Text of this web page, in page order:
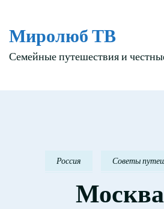
Миролюб ТВ
Семейные путешествия и
Россия Советы